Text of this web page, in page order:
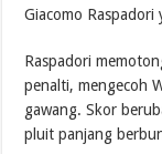
Giacomo
Raspadori
penalti, mengecoh
gawang. Skor
pluit panjang